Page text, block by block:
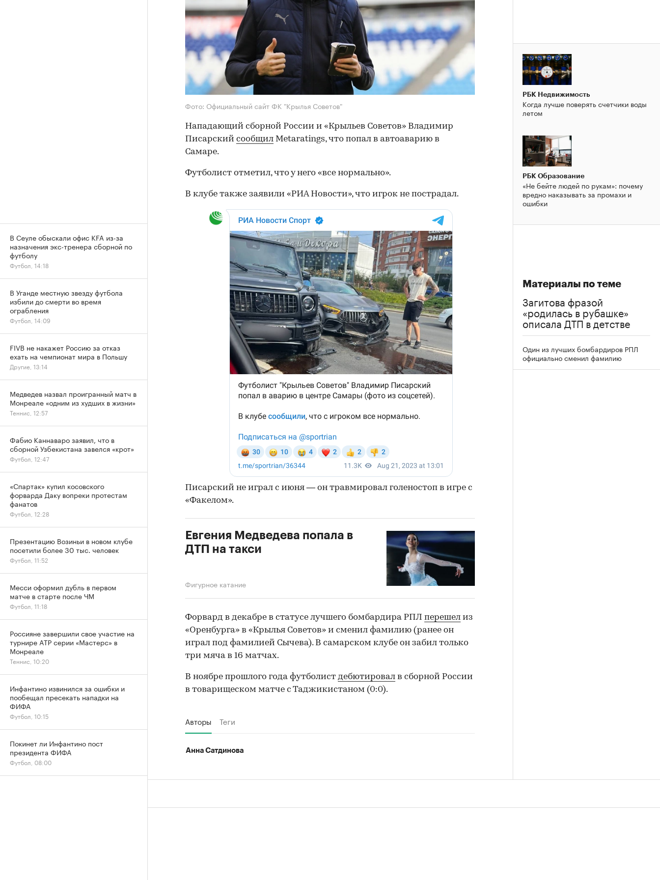
Фото: Официальный сайт ФК "Крылья Советов"
Нападающий сборной России и «Крыльев Советов» Владимир
Писарский сообщил Metaratings, что попал в автоаварию в
Самаре.
Футболист отметил, что у него «все нормально».
В клубе также заявили «РИА Новости», что игрок не пострадал.
Писарский не играл с июня — он травмировал голеностоп в игре с
«Факелом».
Евгения Медведева попала в
ДТП на такси
Фигурное катание
Форвард в декабре в статусе лучшего бомбардира РПЛ перешел из
«Оренбурга» в «Крылья Советов» и сменил фамилию (ранее он
играл под фамилией Сычева). В самарском клубе он забил только
три мяча в 16 матчах.
В ноябре прошлого года футболист дебютировал в сборной России
в товарищеском матче с Таджикистаном (0:0).
Авторы Теги
Анна Сатдинова
РБК Недвижимость
Когда лучше поверять счетчики воды
летом
РБК Образование
«Не бейте людей по рукам»: почему
вредно наказывать за промахи и
ошибки
Материалы по теме
Загитова фразой
«родилась в рубашке»
описала ДТП в детстве
Один из лучших бомбардиров РПЛ
официально сменил фамилию
В Сеуле обыскали офис KFA из-за
назначения экс-тренера сборной по
футболу
Футбол, 14:18
В Уганде местную звезду футбола
избили до смерти во время
ограбления
Футбол, 14:09
FIVB не накажет Россию за отказ
ехать на чемпионат мира в Польшу
Другие, 13:14
Медведев назвал проигранный матч в
Монреале «одним из худших в жизни»
Теннис, 12:57
Фабио Каннаваро заявил, что в
сборной Узбекистана завелся «крот»
Футбол, 12:47
«Спартак» купил косовского
форварда Даку вопреки протестам
фанатов
Футбол, 12:28
Презентацию Возиньи в новом клубе
посетили более 30 тыс. человек
Футбол, 11:52
Месси оформил дубль в первом
матче в старте после ЧМ
Футбол, 11:18
Россияне завершили свое участие на
турнире ATP серии «Мастерс» в
Монреале
Теннис, 10:20
Инфантино извинился за ошибки и
пообещал пресекать нападки на
ФИФА
Футбол, 10:15
Покинет ли Инфантино пост
президента ФИФА
Футбол, 08:00